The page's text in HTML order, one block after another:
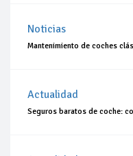
Noticias
Mantenimiento de coches
Actualidad
Seguros baratos de coche: